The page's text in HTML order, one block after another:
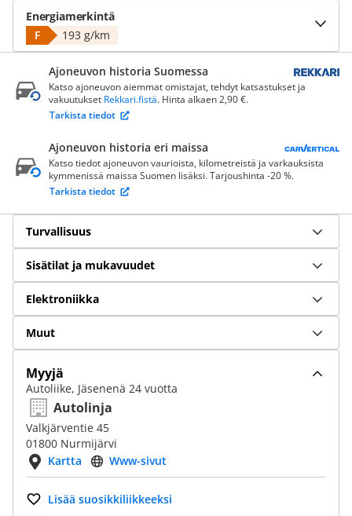
Energiamerkintä
F
193 g/km
Ajoneuvon historia Suomessa
Katso ajoneuvon aiemmat omistajat, tehdyt katsastukset ja
vakuutukset Rekkari.fistä. Hinta alkaen 2,90 €.
Tarkista tiedot
Ajoneuvon historia eri maissa
Katso tiedot ajoneuvon vaurioista, kilometreistä ja varkauksista
kymmenissä maissa Suomen lisäksi. Tarjoushinta -20 %.
Tarkista tiedot
Turvallisuus
Sisätilat ja mukavuudet
Elektroniikka
Muut
Myyjä
Autoliike, Jäsenenä 24 vuotta
Autolinja
Valkjärventie 45
01800 Nurmijärvi
Kartta
Www-sivut
Lisää suosikkiliikkeeksi